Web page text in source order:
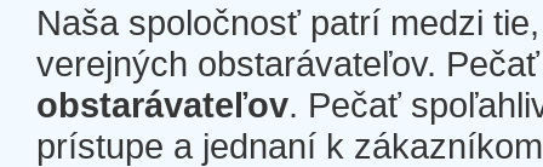
Naša spoločnosť patrí medzi
verejných obstarávateľov.
obstarávateľov. Pečať
prístupe a jednaní k